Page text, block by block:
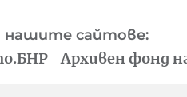
сайтове:
Архивен фонд